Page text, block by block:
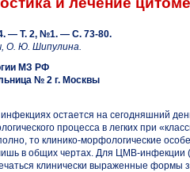
— Т. 2, №1. — С. 73-80.
О. Ю. Шипулина.
МЗ РФ
№ 2 г. Москвы
остается на сегодняшний
процесса в легких при
то клинико-морфологические
в общих чертах. Для ЦМВ-инфекции
клинически выраженные